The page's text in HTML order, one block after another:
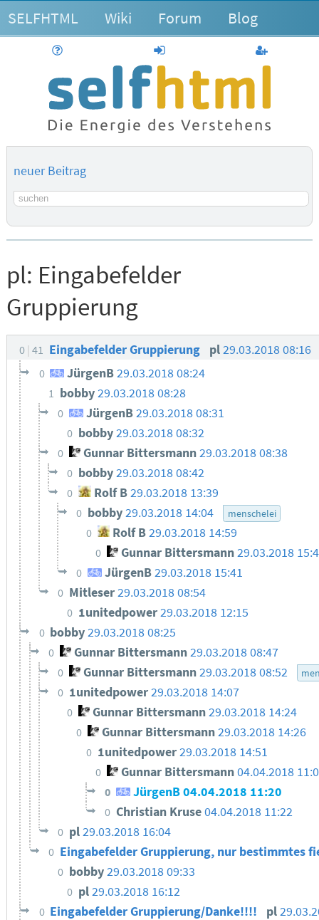
SELFHTML Wiki Forum Blog
anmelden
neuer Beitrag
Suchbegriff
pl: Eingabefelder
Gruppierung
0 41 Eingabefelder Gruppierung pl29.03.2018 08:16
0 JürgenB 29.03.2018 08:24
1 bobby29.03.2018 08:28
0 JürgenB29.03.2018 08:31
0 bobby29.03.2018 08:32
0 Gunnar Bittersmann29.03.2018 08:38
0 bobby29.03.2018 08:42
0 Rolf B29.03.2018 13:39
0 bobby29.03.2018 14:04 menschelei
0 Rolf B29.03.2018 14:59
0 Gunnar Bittersmann 29.03.2018
0 JürgenB29.03.2018 15:41
0 Mitleser29.03.2018 08:54
0 1unitedpower29.03.2018 12:15
0 bobby29.03.2018 08:25
0 Gunnar Bittersmann 29.03.2018 08:47
0 Gunnar Bittersmann29.03.2018 08:52
0 1unitedpower29.03.2018 14:07
0 Gunnar Bittersmann29.03.2018 14:24
0 Gunnar Bittersmann29.03.2018 14:26
0 1unitedpower29.03.2018 14:51
0 Gunnar Bittersmann 04.04.2018
0 JürgenB04.04.2018 11:20
0 Christian Kruse04.04.2018 11:22
0 pl29.03.2018 16:04
0 Eingabefelder Gruppierung, nur bestimmtes
0 bobby29.03.2018 09:33
0 pl29.03.2018 16:12
0 Eingabefelder Gruppierung/Danke!!!! pl